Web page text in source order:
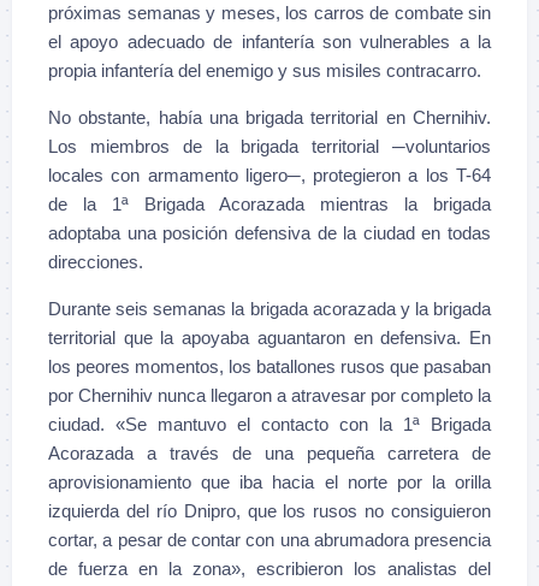
próximas semanas y meses, los carros de combate sin
el apoyo adecuado de infantería son vulnerables a la
propia infantería del enemigo y sus misiles contracarro.
No obstante, había una brigada territorial en Chernihiv.
Los miembros de la brigada territorial ─voluntarios
locales con armamento ligero─, protegieron a los T-64
de la 1ª Brigada Acorazada mientras la brigada
adoptaba una posición defensiva de la ciudad en todas
direcciones.
Durante seis semanas la brigada acorazada y la brigada
territorial que la apoyaba aguantaron en defensiva. En
los peores momentos, los batallones rusos que pasaban
por Chernihiv nunca llegaron a atravesar por completo la
ciudad. «Se mantuvo el contacto con la 1ª Brigada
Acorazada a través de una pequeña carretera de
aprovisionamiento que iba hacia el norte por la orilla
izquierda del río Dnipro, que los rusos no consiguieron
cortar, a pesar de contar con una abrumadora presencia
de fuerza en la zona», escribieron los analistas del